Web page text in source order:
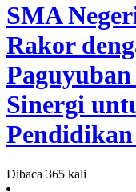
SMA
Rakor
Sinergi
Pendidikan
Dibaca 365 kali